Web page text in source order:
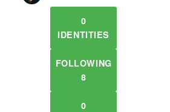
0
IDENTITIES
FOLLOWING
8
0